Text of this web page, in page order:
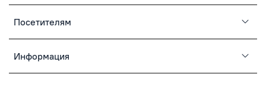
Посетителям
Информация